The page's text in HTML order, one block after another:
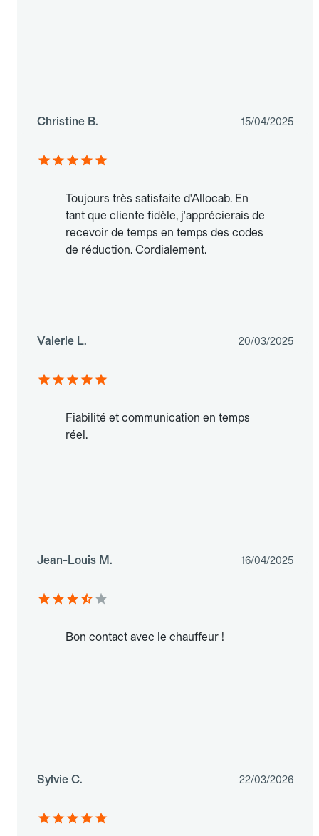
Christine B. 15/04/2025
Toujours très satisfaite d'Allocab. En
tant que cliente fidèle, j'apprécierais de
recevoir de temps en temps des codes
de réduction. Cordialement.
Valerie L. 20/03/2025
Fiabilité et communication en temps
réel.
Jean-Louis M. 16/04/2025
Bon contact avec le chauffeur !
Sylvie C. 22/03/2026